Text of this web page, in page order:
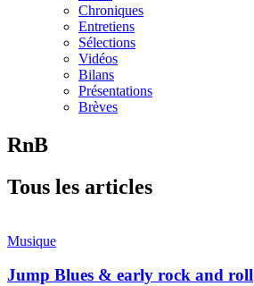
Chroniques
Entretiens
Sélections
Vidéos
Bilans
Présentations
Brèves
RnB
Tous les articles
Musique
Jump Blues & early rock and roll